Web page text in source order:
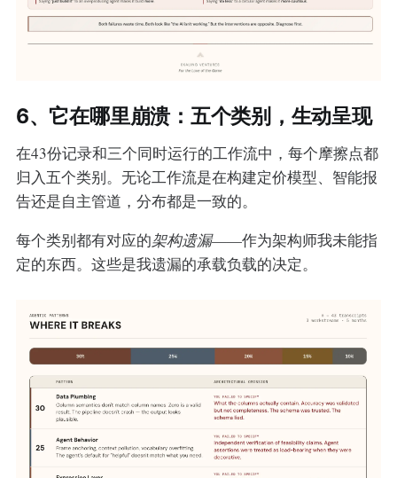
6、它在哪里崩溃：五个类别，生动呈现
在43份记录和三个同时运行的工作流中，每个摩擦点都
归入五个类别。无论工作流是在构建定价模型、智能报
告还是自主管道，分布都是一致的。
每个类别都有对应的架构遗漏——作为架构师我未能指
定的东西。这些是我遗漏的承载负载的决定。